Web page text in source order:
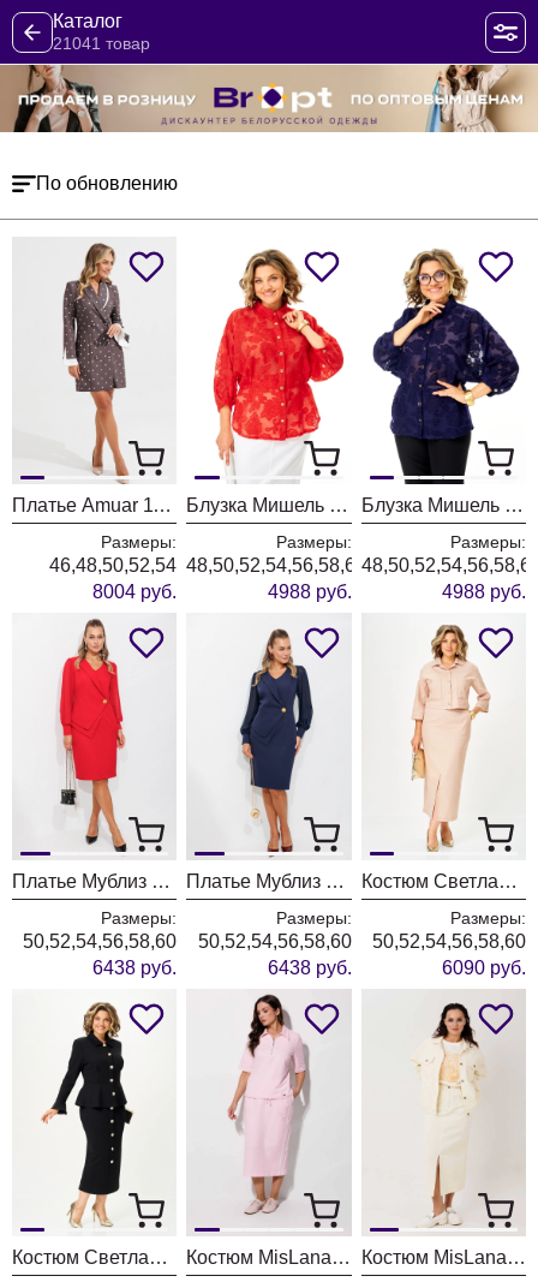
Каталог
21041 товар
По обновлению
Платье Amuar 1136
Размеры:
46,48,50,52,54
8004 руб.
Блузка Мишель Шик 802 красный
Размеры:
48,50,52,54,56,58,60,62
4988 руб.
Блузка Мишель Шик 802 синий
Размеры:
4988 руб.
Платье Мублиз 342 красный
Размеры:
50,52,54,56,58,60
6438 руб.
Платье Мублиз 342 синий
Размеры:
50,52,54,56,58,60
6438 руб.
Костюм Светлана-Стиль 2381 бежевый джинс
Размеры:
50,52,54,56,58,60
6090 руб.
Костюм Светлана-Стиль 2376 черный Костюм MisLana 1316 розовый Костюм MisLana 1245к молочный + сливочный